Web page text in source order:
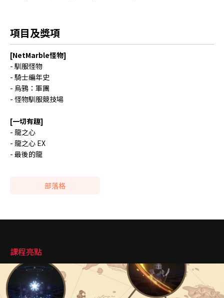
項目及獎項
[NetMarble怪物]
- 馴服怪物
- 騎士編年史
- 烏鴉：軍團
- 怪物馴服競技場
[一切有趣]
- 龍之心
- 龍之心 EX
- 最後的龍
部落格
課程亮點